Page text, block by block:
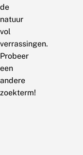
de
natuur
vol
verrassingen.
Probeer
een
andere
zoekterm!